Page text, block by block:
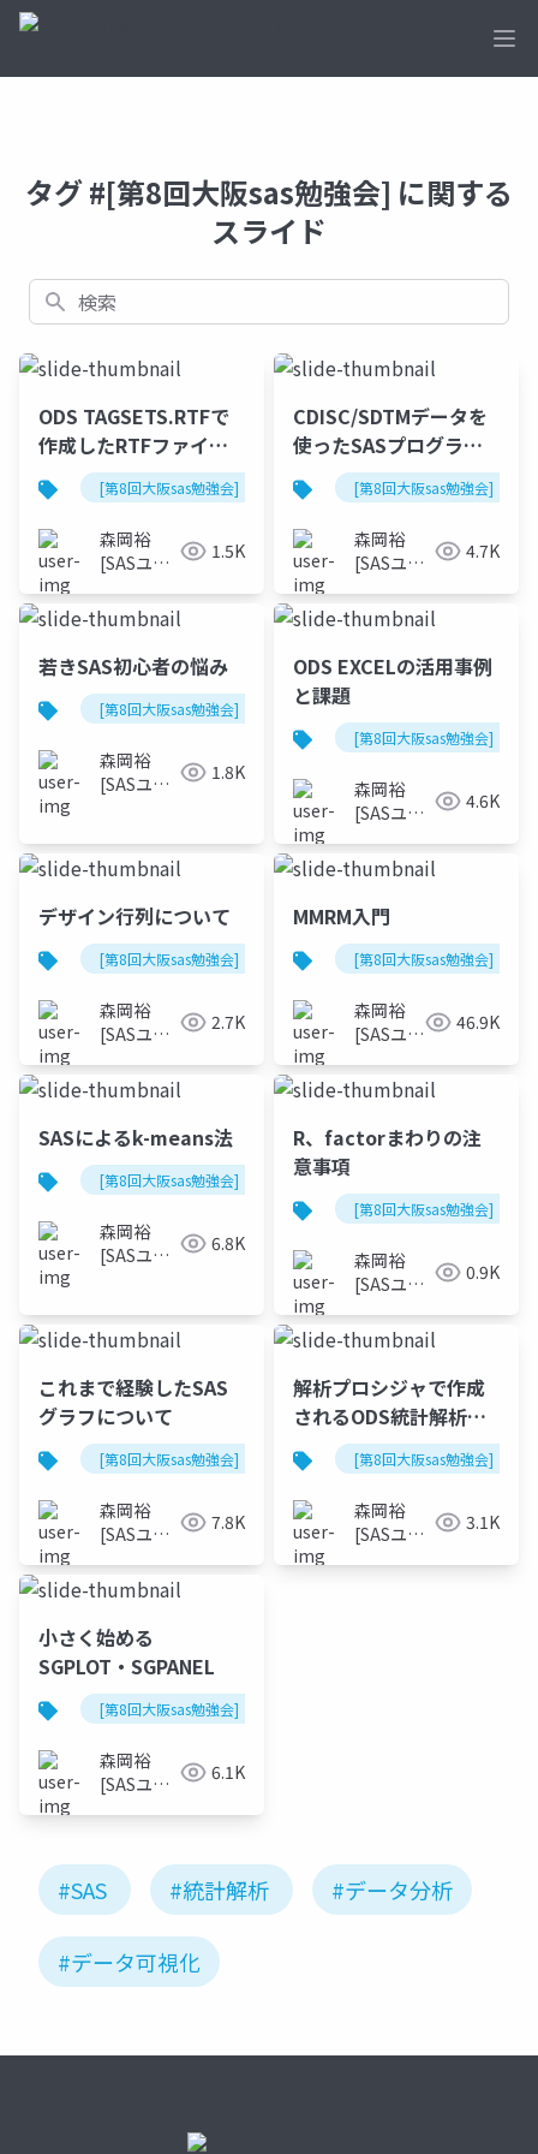
タグ #[第8回大阪sas勉強会] に関する
スライド
検索
ODS TAGSETS.RTFで
作成したRTFファイル
について[第8回大阪sas勉強会]
森岡裕
[SASユー
世話人]
1.5K
CDISC/SDTMデータを
使ったSASプログラム
公開
[第8回大阪sas勉強会]
森岡裕
[SASユー
世話人]
4.7K
若きSAS初心者の悩み
[第8回大阪sas勉強会]
森岡裕
[SASユー
1.8K
ODS EXCELの活用事例
と課題
[第8回大阪sas勉強会]
森岡裕
[SASユー
世話人]
4.6K
デザイン行列について
[第8回大阪sas勉強会]
森岡裕
[SASユー
世話人]
2.7K
MMRM入門
[第8回大阪sas勉強会]
森岡裕
[SASユー
世話人]
46.9K
SASによるk-means法
[第8回大阪sas勉強会]
森岡裕
[SASユー
6.8K
R、factorまわりの注
意事項
[第8回大阪sas勉強会]
森岡裕
[SASユー
世話人]
0.9K
これまで経験したSAS
グラフについて
[第8回大阪sas勉強会]
森岡裕
[SASユー
世話人]
7.8K
解析プロシジャで作成
されるODS統計解析
Plotについて[第8回大阪sas勉強会]
森岡裕
[SASユー
3.1K
小さく始める
SGPLOT・SGPANEL
[第8回大阪sas勉強会]
森岡裕
[SASユー
6.1K
#SAS #統計解析 #データ分析
#データ可視化